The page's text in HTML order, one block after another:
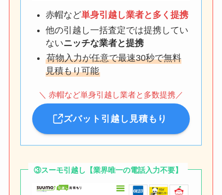
赤帽など単身引越し業者と多く提携
他の引越し一括査定では提携してい
ないニッチな業者と提携
荷物入力が任意で最速30秒で無料
見積もり可能
＼ 赤帽など単身引越し業者と多数提携／
ズバット引越し見積もり
③スーモ引越し【業界唯一の電話入力不要】